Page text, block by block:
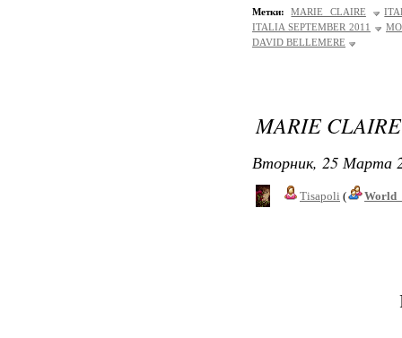
Метки: MARIE CLAIRE
ITALIA SEPTEMBER 2011
DAVID BELLEMERE
MARIE
Вторник, 25 Марта
Tisapoli (